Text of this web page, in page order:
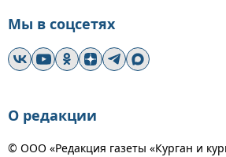
Мы в соцсетях
О редакции
© ООО «Редакция газеты «Курган и